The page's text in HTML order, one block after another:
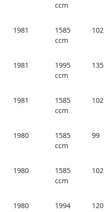
ccm
1981
1585
ccm
102
1981
1995
ccm
135
1981
1585
ccm
102
1980
1585
ccm
99
1980
1585
ccm
102
1980
1994
120